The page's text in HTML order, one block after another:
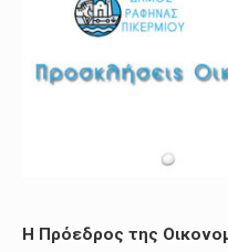
Η Π ρόεδρος της